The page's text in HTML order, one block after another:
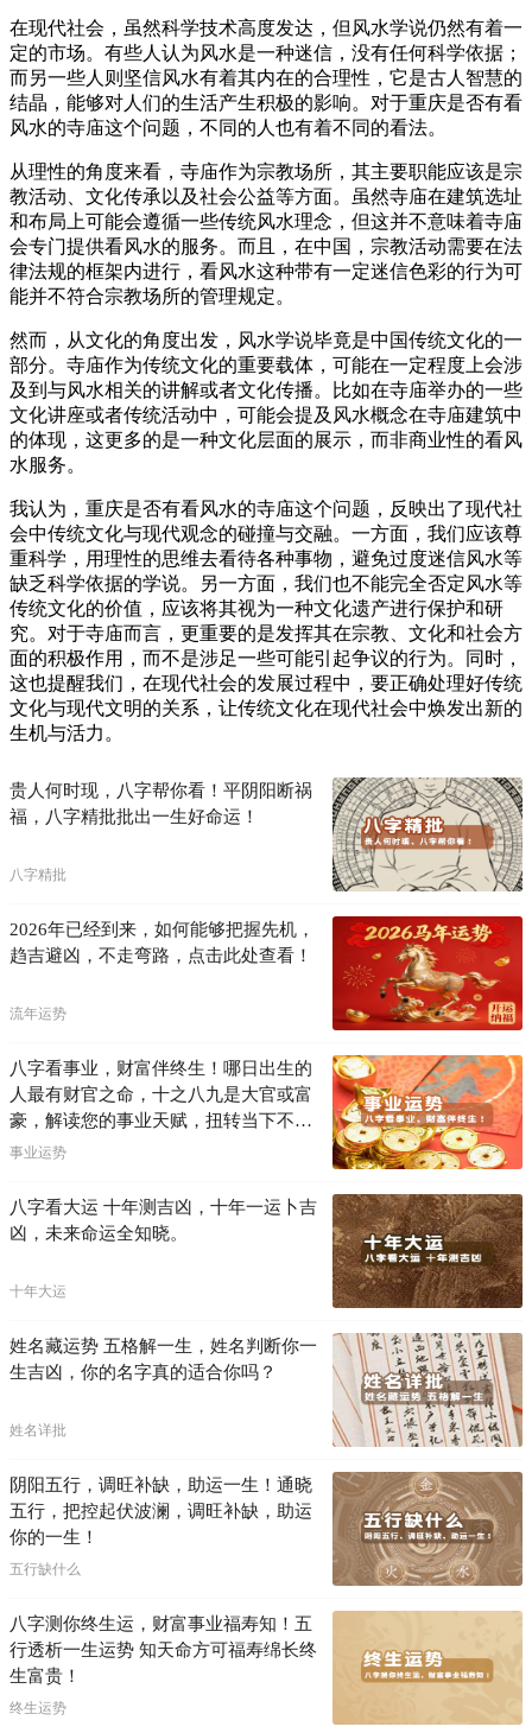
在现代社会，虽然科学技术高度发达，但风水学说仍然有着一
定的市场。有些人认为风水是一种迷信，没有任何科学依据；
而另一些人则坚信风水有着其内在的合理性，它是古人智慧的
结晶，能够对人们的生活产生积极的影响。对于重庆是否有看
风水的寺庙这个问题，不同的人也有着不同的看法。
从理性的角度来看，寺庙作为宗教场所，其主要职能应该是宗
教活动、文化传承以及社会公益等方面。虽然寺庙在建筑选址
和布局上可能会遵循一些传统风水理念，但这并不意味着寺庙
会专门提供看风水的服务。而且，在中国，宗教活动需要在法
律法规的框架内进行，看风水这种带有一定迷信色彩的行为可
能并不符合宗教场所的管理规定。
然而，从文化的角度出发，风水学说毕竟是中国传统文化的一
部分。寺庙作为传统文化的重要载体，可能在一定程度上会涉
及到与风水相关的讲解或者文化传播。比如在寺庙举办的一些
文化讲座或者传统活动中，可能会提及风水概念在寺庙建筑中
的体现，这更多的是一种文化层面的展示，而非商业性的看风
水服务。
我认为，重庆是否有看风水的寺庙这个问题，反映出了现代社
会中传统文化与现代观念的碰撞与交融。一方面，我们应该尊
重科学，用理性的思维去看待各种事物，避免过度迷信风水等
缺乏科学依据的学说。另一方面，我们也不能完全否定风水等
传统文化的价值，应该将其视为一种文化遗产进行保护和研
究。对于寺庙而言，更重要的是发挥其在宗教、文化和社会方
面的积极作用，而不是涉足一些可能引起争议的行为。同时，
这也提醒我们，在现代社会的发展过程中，要正确处理好传统
文化与现代文明的关系，让传统文化在现代社会中焕发出新的
生机与活力。
贵人何时现，八字帮你看！平阴阳断祸
福，八字精批批出一生好命运！
八字精批
2026年已经到来，如何能够把握先机，
趋吉避凶，不走弯路，点击此处查看！
流年运势
八字看事业，财富伴终生！哪日出生的
人最有财官之命，十之八九是大官或富
豪，解读您的事业天赋，扭转当下不利
困局！！
事业运势
八字看大运 十年测吉凶，十年一运卜吉
凶，未来命运全知晓。
十年大运
姓名藏运势 五格解一生，姓名判断你一
生吉凶，你的名字真的适合你吗？
姓名详批
阴阳五行，调旺补缺，助运一生！通晓
五行，把控起伏波澜，调旺补缺，助运
你的一生！
五行缺什么
八字测你终生运，财富事业福寿知！五
行透析一生运势 知天命方可福寿绵长终
生富贵！
终生运势